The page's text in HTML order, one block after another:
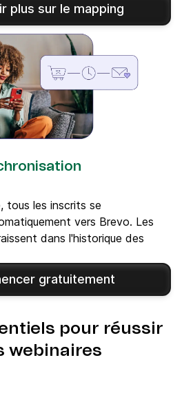
plus sur le mapping
tous les inscrits se
vers Brevo. Les
dans l'historique des
gratuitement
pour réussir
webinaires